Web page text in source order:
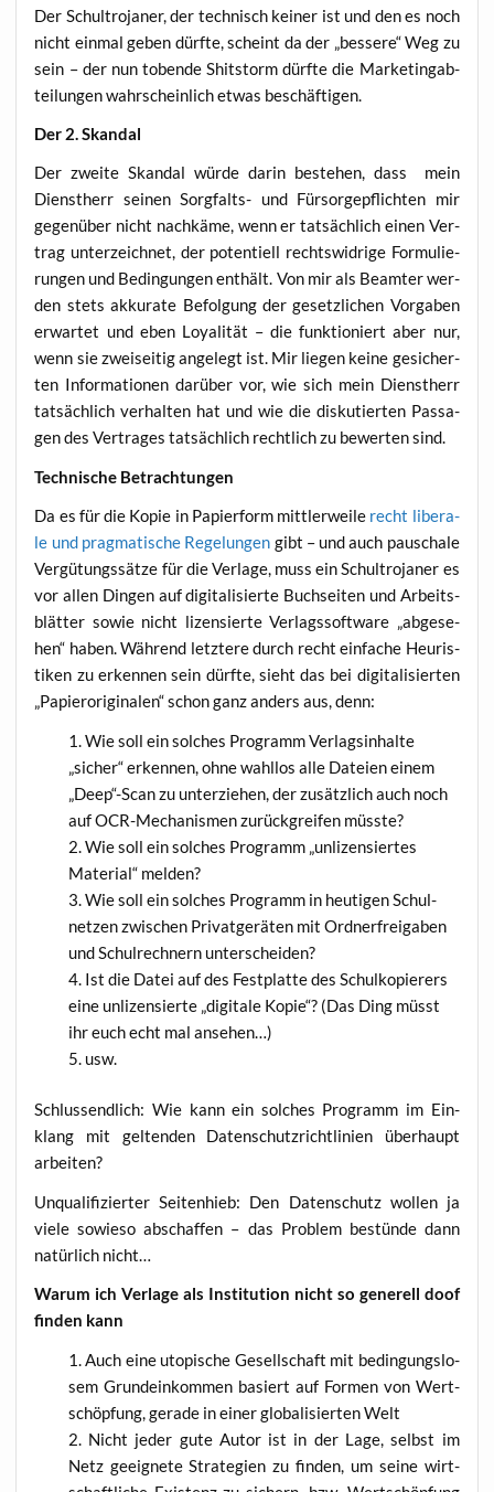
Der Schul­tro­ja­ner, der tech­nisch kei­ner ist und den es noch
nicht ein­mal geben dürf­te, scheint da der „bes­se­re“ Weg zu
sein – der nun toben­de Shit­s­torm dürf­te die Mar­ke­ting­ab­
tei­lun­gen wahr­schein­lich etwas beschäftigen.
Der 2. Skandal
Der zwei­te Skan­dal wür­de dar­in bestehen, dass mein
Dienst­herr sei­nen Sorg­falts- und Für­sor­ge­pflich­ten mir
gegen­über nicht nach­kä­me, wenn er tat­säch­lich einen Ver­
trag unter­zeich­net, der poten­ti­ell rechts­wid­ri­ge For­mu­lie­
run­gen und Bedin­gun­gen ent­hält. Von mir als Beam­ter wer­
den stets akku­ra­te Befol­gung der gesetz­li­chen Vor­ga­ben
erwar­tet und eben Loya­li­tät – die funk­tio­niert aber nur,
wenn sie zwei­sei­tig ange­legt ist. Mir lie­gen kei­ne gesi­cher­
ten Infor­ma­tio­nen dar­über vor, wie sich mein Dienst­herr
tat­säch­lich ver­hal­ten hat und wie die dis­ku­tier­ten Pas­sa­
gen des Ver­tra­ges tat­säch­lich recht­lich zu bewer­ten sind.
Tech­ni­sche Betrachtungen
Da es für die Kopie in Papier­form mitt­ler­wei­le recht libe­ra­
le und prag­ma­ti­sche Rege­lun­gen gibt – und auch pau­scha­le
Ver­gü­tungs­sät­ze für die Ver­la­ge, muss ein Schul­tro­ja­ner es
vor allen Din­gen auf digi­ta­li­sier­te Buch­sei­ten und Arbeits­
blät­ter sowie nicht lizen­sier­te Ver­lags­soft­ware „abge­se­
hen“ haben. Wäh­rend letz­te­re durch recht ein­fa­che Heu­ris­
ti­ken zu erken­nen sein dürf­te, sieht das bei digi­ta­li­sier­ten
„Papier­ori­gi­na­len“ schon ganz anders aus, denn:
Wie soll ein sol­ches Pro­gramm Ver­lags­in­hal­te
„sicher“ erken­nen, ohne wahl­los alle Datei­en einem
„Deep“-Scan zu unter­zie­hen, der zusätz­lich auch noch
auf OCR-Mecha­nis­men zurück­grei­fen müsste?
Wie soll ein sol­ches Pro­gramm „unli­zen­sier­tes
Mate­ri­al“ melden?
Wie soll ein sol­ches Pro­gramm in heu­ti­gen Schul­
net­zen zwi­schen Pri­vat­ge­rä­ten mit Ord­ner­frei­ga­ben
und Schul­rech­nern unterscheiden?
Ist die Datei auf des Fest­plat­te des Schul­ko­pie­rers
eine unli­zen­sier­te „digi­ta­le Kopie“? (Das Ding müsst
ihr euch echt mal ansehen…)
usw.
Schluss­end­lich: Wie kann ein sol­ches Pro­gramm im Ein­
klang mit gel­ten­den Daten­schutz­richt­li­ni­en über­haupt
arbeiten?
Unqua­li­fi­zier­ter Sei­ten­hieb: Den Daten­schutz wol­len ja
vie­le sowie­so abschaf­fen – das Pro­blem bestün­de dann
natür­lich nicht…
War­um ich Ver­la­ge als Insti­tu­ti­on nicht so gene­rell doof
fin­den kann
Auch eine uto­pi­sche Gesell­schaft mit bedin­gungs­lo­
sem Grund­ein­kom­men basiert auf For­men von Wert­
schöp­fung, gera­de in einer glo­ba­li­sier­ten Welt
Nicht jeder gute Autor ist in der Lage, selbst im
Netz geeig­ne­te Stra­te­gien zu fin­den, um sei­ne wirt­